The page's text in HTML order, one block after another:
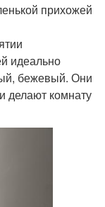
прихожей
идеально
бежевый. Они
делают комнату